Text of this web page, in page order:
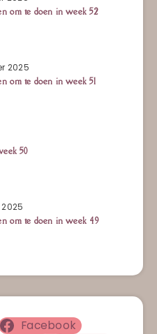
om te doen in week 52
2025
om te doen in week 51
50
om te doen in week 49
Facebook